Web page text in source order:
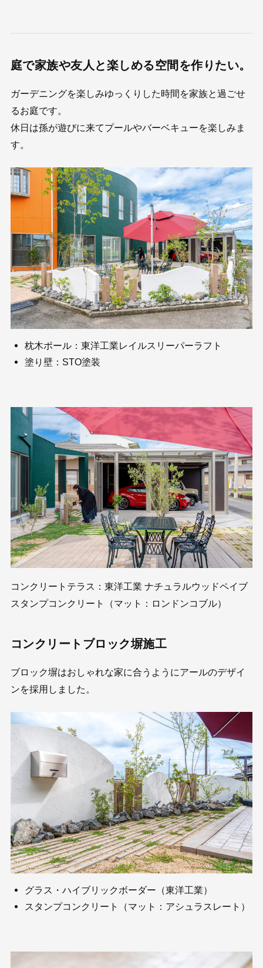
庭で家族や友人と楽しめる空間を作りたい。
ガーデニングを楽しみゆっくりした時間を家族と過ごせ
るお庭です。
休日は孫が遊びに来てプールやバーベキューを楽しみま
す。
枕木ポール：東洋工業レイルスリーパーラフト
塗り壁：STO塗装
コンクリートテラス：東洋工業 ナチュラルウッドペイブ
スタンプコンクリート（マット：ロンドンコブル）
コンクリートブロック塀施工
ブロック塀はおしゃれな家に合うようにアールのデザイ
ンを採用しました。
グラス・ハイブリックボーダー（東洋工業）
スタンプコンクリート（マット：アシュラスレート）